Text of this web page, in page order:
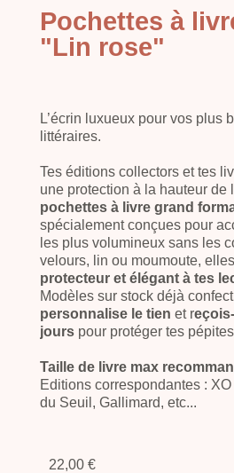
Pochettes à
"Lin rose"
L’écrin luxueux pour vos plus
littéraires.
Tes éditions collectors et tes
une protection à la hauteur de
pochettes à livre grand
spécialement conçues pour
les plus volumineux sans les
velours, lin ou moumoute,
protecteur et élégant à tes
Modèles sur stock déjà
personnalise le tien et r
jours pour protéger tes
Taille de livre max
Editions correspondantes :
du Seuil , Gallimard, etc...
22,00 €